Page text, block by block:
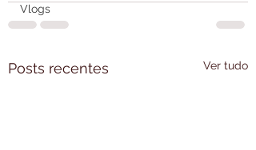
Vlogs
Posts recentes Ver tudo